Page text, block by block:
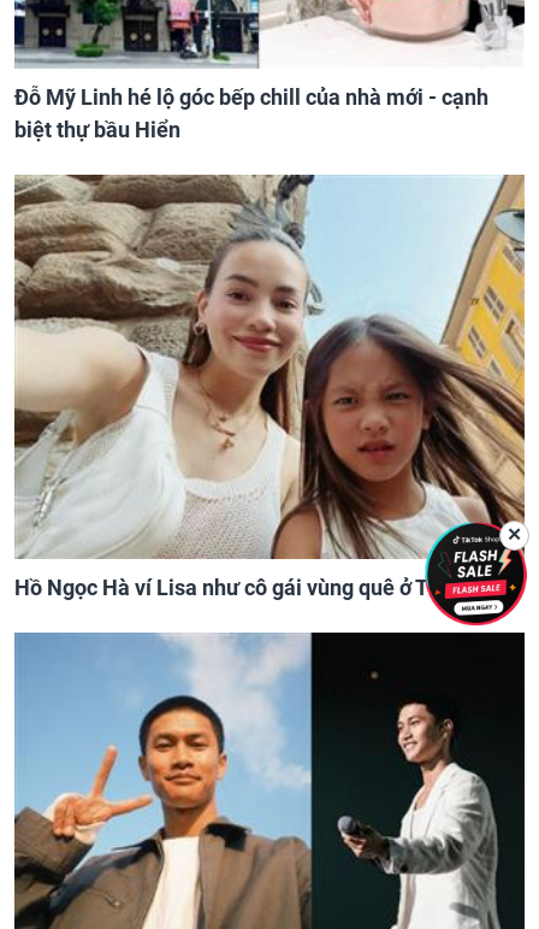
Đỗ Mỹ Linh hé lộ góc bếp chill của nhà mới - cạnh
biệt thự bầu Hiển
Hồ Ngọc Hà ví Lisa như cô gái vùng quê ở Thụy Điển
✕